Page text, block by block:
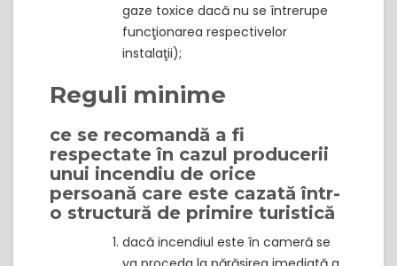
gaze toxice dacă nu se întrerupe
funcţionarea respectivelor
instalaţii);
Reguli minime
ce se recomandă a fi
respectate în cazul producerii
unui incendiu de orice
persoană care este cazată într-
o structură de primire turistică
dacă incendiul este în cameră se